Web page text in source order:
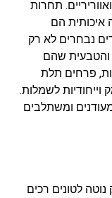
תחרות
איכותית הם
נבחרים לא רק
והטבעית שהם
פרחים תלת
וייחודיות לשמלות.
ומשתלבים
לטונים רכים